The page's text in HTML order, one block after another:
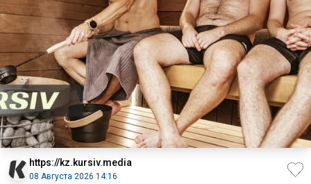
https://kz.kursiv.media
08 Августа 2026 14:16